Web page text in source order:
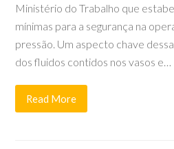
Ministério do Trabalho que
mínimas para a segurança na
pressão. Um aspecto chave
dos fluidos contidos nos vasos e…
Read More